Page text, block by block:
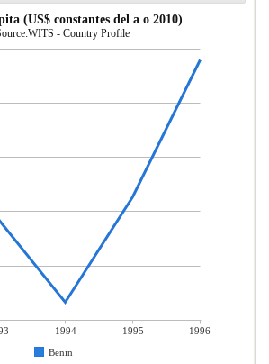
(US$ constantes del a o 2010)
- Country Profile
1994 1995
1996
Benin